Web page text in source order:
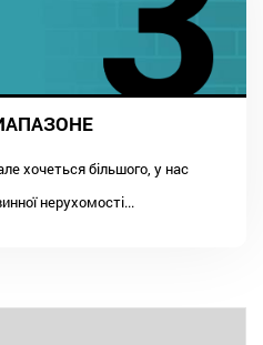
хочеться більшого, у нас
нерухомості...